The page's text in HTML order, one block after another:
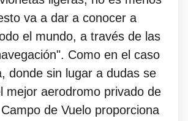
va a dar a conocer a
el mundo, a través de las
Como en el caso
donde sin lugar a dudas se
mejor aerodromo privado de
de Vuelo proporciona